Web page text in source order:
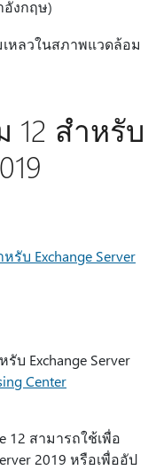
งกฤษ)
หลวในสภาพแวดล้อม
12 สําหรับ
บ Exchange Server
บ Exchange Server
Center
12 สามารถใช้เพื่อ
2019 หรือเพื่ออัป